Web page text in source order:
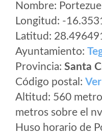
Nombre:
Longitud: -
Latitud:
Ayuntamiento:
Provincia: Santa
Código postal:
Altitud: 560
metros sobre el
Huso horario de